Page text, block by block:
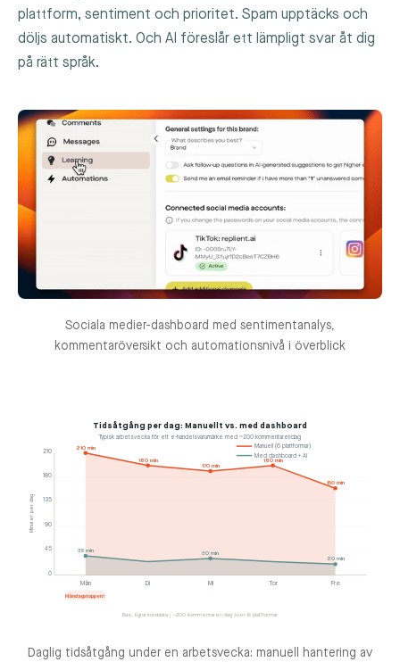
plattform, sentiment och prioritet. Spam upptäcks och
döljs automatiskt. Och AI föreslår ett lämpligt svar åt dig
på rätt språk.
Sociala medier-dashboard med sentimentanalys,
kommentaröversikt och automationsnivå i överblick
Tidsåtgång per dag: Manuellt vs. med dashboard
Typisk arbetsvecka för ett e-handelsvarumärke med ~200 kommentarer/dag
0
45
90
135
180
210
Minuter per dag
Mån Di Mi Tor Fre
210 min
180 min
170 min
180 min
150 min
35 min 30 min
20 min
Manuell (6 plattformar)
Med dashboard + AI
Måndagstoppen!
Bas: Egna kunddata | ~200 kommentarer/dag över 6 plattformar
Daglig tidsåtgång under en arbetsvecka: manuell hantering av